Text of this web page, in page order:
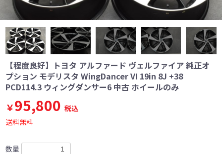
【程度良好】トヨタ アルファード ヴェルファイア 純正オ
プション モデリスタ WingDancer VI 19in 8J +38
PCD114.3 ウィングダンサー6 中古 ホイールのみ
￥95,800 税込
送料無料
数量